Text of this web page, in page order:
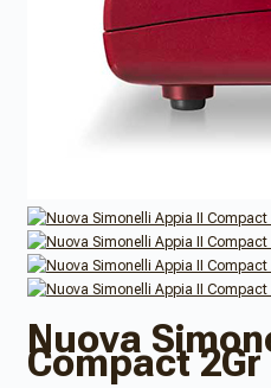
Nuova
Compact 2Gr